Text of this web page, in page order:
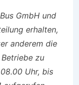
GmbH und
erhalten,
anderem die
zu
Uhr, bis